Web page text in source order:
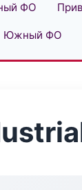
ФО
Южный ФО